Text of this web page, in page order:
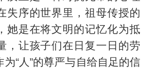
失序的世界里，祖母传授的
她是在将文明的记忆化为抵
，让孩子们在日复一日的劳
“人”的尊严与自给自足的信